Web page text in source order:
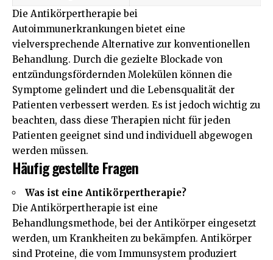
Die Antikörpertherapie bei
Autoimmunerkrankungen bietet eine
vielversprechende Alternative zur konventionellen
Behandlung. Durch die gezielte Blockade von
entzündungsfördernden Molekülen können die
Symptome gelindert und die Lebensqualität der
Patienten verbessert werden. Es ist jedoch wichtig zu
beachten, dass diese Therapien nicht für jeden
Patienten geeignet sind und individuell abgewogen
werden müssen.
Häufig gestellte Fragen
Was ist eine Antikörpertherapie?
Die Antikörpertherapie ist eine
Behandlungsmethode, bei der Antikörper eingesetzt
werden, um Krankheiten zu bekämpfen. Antikörper
sind Proteine, die vom Immunsystem produziert